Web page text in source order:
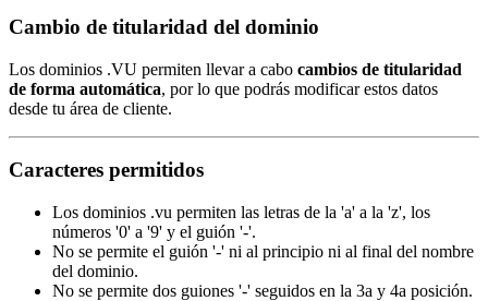
Cambio de titularidad del dominio
Los dominios .VU permiten llevar a cabo cambios de titularidad
de forma automática, por lo que podrás modificar estos datos
desde tu área de cliente.
Caracteres permitidos
Los dominios .vu permiten las letras de la 'a' a la 'z', los
números '0' a '9' y el guión '-'.
No se permite el guión '-' ni al principio ni al final del nombre
del dominio.
No se permite dos guiones '-' seguidos en la 3a y 4a posición.